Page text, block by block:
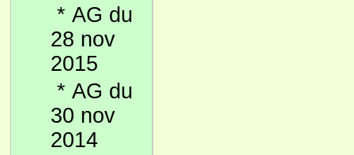
* AG du
28 nov
2015
* AG du
30 nov
2014